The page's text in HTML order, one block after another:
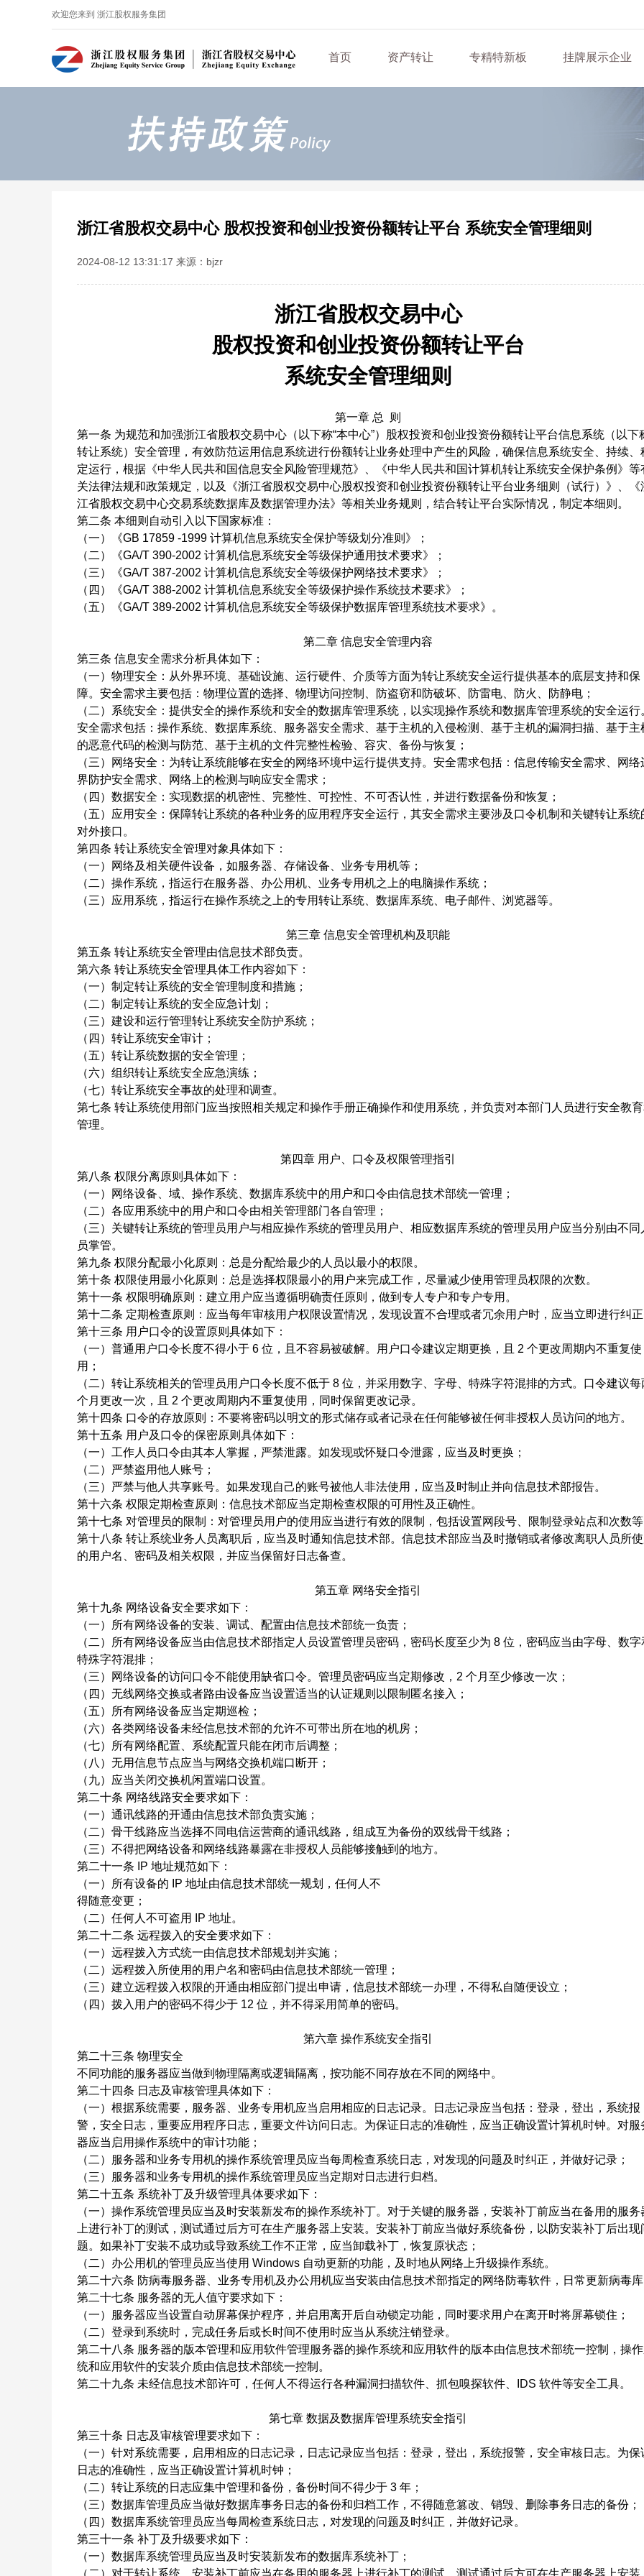
欢迎您来到 浙江股权服务集团
首页 资产转让 专精特新板 挂牌展示企业
浙江省股权交易中心 股权投资和创业投资份额转让平台 系统安全管理细则
2024-08-12 13:31:17 来源：bjzr
浙江省股权交易中心
股权投资和创业投资份额转让平台
系统安全管理细则
第一章 总
则
第一条 为规范和加强浙江省股权交易中心（以下称“本中心”）股权投资和创业投资份额转让平台信息系统（以下
转让系统）安全管理，有效防范运用信息系统进行份额转让业务处理中产生的风险，确保信息系统安全、持续、
定运行，根据《中华人民共和国信息安全风险管理规范》、《中华人民共和国计算机转让系统安全保护条例》等
关法律法规和政策规定，以及《浙江省股权交易中心股权投资和创业投资份额转让平台业务细则（试行）》、《
江省股权交易中心交易系统数据库及数据管理办法》等相关业务规则，结合转让平台实际情况，制定本细则。
第二条 本细则自动引入以下国家标准：
（一）《GB 17859 -1999 计算机信息系统安全保护等级划分准则》；
（二）《GA/T 390-2002 计算机信息系统安全等级保护通用技术要求》；
（三）《GA/T 387-2002 计算机信息系统安全等级保护网络技术要求》；
（四）《GA/T 388-2002 计算机信息系统安全等级保护操作系统技术要求》；
（五）《GA/T 389-2002 计算机信息系统安全等级保护数据库管理系统技术要求》。
第二章 信息安全管理内容
第三条 信息安全需求分析具体如下：
（一）物理安全：从外界环境、基础设施、运行硬件、介质等方面为转让系统安全运行提供基本的底层支持和保
障。安全需求主要包括：物理位置的选择、物理访问控制、防盗窃和防破坏、防雷电、防火、防静电；
（二）系统安全：提供安全的操作系统和安全的数据库管理系统，以实现操作系统和数据库管理系统的安全运行
安全需求包括：操作系统、数据库系统、服务器安全需求、基于主机的入侵检测、基于主机的漏洞扫描、基于主
的恶意代码的检测与防范、基于主机的文件完整性检验、容灾、备份与恢复；
（三）网络安全：为转让系统能够在安全的网络环境中运行提供支持。安全需求包括：信息传输安全需求、网络
界防护安全需求、网络上的检测与响应安全需求；
（四）数据安全：实现数据的机密性、完整性、可控性、不可否认性，并进行数据备份和恢复；
（五）应用安全：保障转让系统的各种业务的应用程序安全运行，其安全需求主要涉及口令机制和关键转让系统
对外接口。
第四条 转让系统安全管理对象具体如下：
（一）网络及相关硬件设备，如服务器、存储设备、业务专用机等；
（二）操作系统，指运行在服务器、办公用机、业务专用机之上的电脑操作系统；
（三）应用系统，指运行在操作系统之上的专用转让系统、数据库系统、电子邮件、浏览器等。
第三章 信息安全管理机构及职能
第五条 转让系统安全管理由信息技术部负责。
第六条 转让系统安全管理具体工作内容如下：
（一）制定转让系统的安全管理制度和措施；
（二）制定转让系统的安全应急计划；
（三）建设和运行管理转让系统安全防护系统；
（四）转让系统安全审计；
（五）转让系统数据的安全管理；
（六）组织转让系统安全应急演练；
（七）转让系统安全事故的处理和调查。
第七条 转让系统使用部门应当按照相关规定和操作手册正确操作和使用系统，并负责对本部门人员进行安全教
管理。
第四章 用户、口令及权限管理指引
第八条 权限分离原则具体如下：
（一）网络设备、域、操作系统、数据库系统中的用户和口令由信息技术部统一管理；
（二）各应用系统中的用户和口令由相关管理部门各自管理；
（三）关键转让系统的管理员用户与相应操作系统的管理员用户、相应数据库系统的管理员用户应当分别由不同
员掌管。
第九条 权限分配最小化原则：总是分配给最少的人员以最小的权限。
第十条 权限使用最小化原则：总是选择权限最小的用户来完成工作，尽量减少使用管理员权限的次数。
第十一条 权限明确原则：建立用户应当遵循明确责任原则，做到专人专户和专户专用。
第十二条 定期检查原则：应当每年审核用户权限设置情况，发现设置不合理或者冗余用户时，应当立即进行纠
第十三条 用户口令的设置原则具体如下：
（一）普通用户口令长度不得小于 6 位，且不容易被破解。用户口令建议定期更换，且 2 个更改周期内不重复使
用；
（二）转让系统相关的管理员用户口令长度不低于 8 位，并采用数字、字母、特殊字符混排的方式。口令建议每
个月更改一次，且 2 个更改周期内不重复使用，同时保留更改记录。
第十四条 口令的存放原则：不要将密码以明文的形式储存或者记录在任何能够被任何非授权人员访问的地方。
第十五条 用户及口令的保密原则具体如下：
（一）工作人员口令由其本人掌握，严禁泄露。如发现或怀疑口令泄露，应当及时更换；
（二）严禁盗用他人账号；
（三）严禁与他人共享账号。如果发现自己的账号被他人非法使用，应当及时制止并向信息技术部报告。
第十六条 权限定期检查原则：信息技术部应当定期检查权限的可用性及正确性。
第十七条 对管理员的限制：对管理员用户的使用应当进行有效的限制，包括设置网段号、限制登录站点和次数
第十八条 转让系统业务人员离职后，应当及时通知信息技术部。信息技术部应当及时撤销或者修改离职人员所
的用户名、密码及相关权限，并应当保留好日志备查。
第五章 网络安全指引
第十九条 网络设备安全要求如下：
（一）所有网络设备的安装、调试、配置由信息技术部统一负责；
（二）所有网络设备应当由信息技术部指定人员设置管理员密码，密码长度至少为 8 位，密码应当由字母、数字
特殊字符混排；
（三）网络设备的访问口令不能使用缺省口令。管理员密码应当定期修改， 2 个月至少修改一次；
（四）无线网络交换或者路由设备应当设置适当的认证规则以限制匿名接入；
（五）所有网络设备应当定期巡检；
（六）各类网络设备未经信息技术部的允许不可带出所在地的机房；
（七）所有网络配置、系统配置只能在闭市后调整；
（八）无用信息节点应当与网络交换机端口断开；
（九）应当关闭交换机闲置端口设置。
第二十条 网络线路安全要求如下：
（一）通讯线路的开通由信息技术部负责实施；
（二）骨干线路应当选择不同电信运营商的通讯线路，组成互为备份的双线骨干线路；
（三）不得把网络设备和网络线路暴露在非授权人员能够接触到的地方。
第二十一条 IP 地址规范如下：
（一）所有设备的 IP 地址由信息技术部统一规划，任何人不
得随意变更；
（二）任何人不可盗用
IP 地址。
第二十二条 远程拨入的安全要求如下：
（一）远程拨入方式统一由信息技术部规划并实施；
（二）远程拨入所使用的用户名和密码由信息技术部统一管理；
（三）建立远程拨入权限的开通由相应部门提出申请，信息技术部统一办理，不得私自随便设立；
（四）拨入用户的密码不得少于 12 位，并不得采用简单的密码。
第六章 操作系统安全指引
第二十三条 物理安全
不同功能的服务器应当做到物理隔离或逻辑隔离，按功能不同存放在不同的网络中。
第二十四条 日志及审核管理具体如下：
（一）根据系统需要，服务器、业务专用机应当启用相应的日志记录。日志记录应当包括：登录，登出，系统报
警，安全日志，重要应用程序日志，重要文件访问日志。为保证日志的准确性，应当正确设置计算机时钟。对服
器应当启用操作系统中的审计功能；
（二）服务器和业务专用机的操作系统管理员应当每周检查系统日志，对发现的问题及时纠正，并做好记录；
（三）服务器和业务专用机的操作系统管理员应当定期对日志进行归档。
第二十五条 系统补丁及升级管理具体要求如下：
（一）操作系统管理员应当及时安装新发布的操作系统补丁。对于关键的服务器，安装补丁前应当在备用的服务
上进行补丁的测试，测试通过后方可在生产服务器上安装。安装补丁前应当做好系统备份，以防安装补丁后出现
题。如果补丁安装不成功或导致系统工作不正常，应当卸载补丁，恢复原状态；
（二）办公用机的管理员应当使用 Windows 自动更新的功能，及时地从网络上升级操作系统。
第二十六条 防病毒服务器、业务专用机及办公用机应当安装由信息技术部指定的网络防毒软件，日常更新病毒
第二十七条 服务器的无人值守要求如下：
（一）服务器应当设置自动屏幕保护程序，并启用离开后自动锁定功能，同时要求用户在离开时将屏幕锁住；
（二）登录到系统时，完成任务后或长时间不使用时应当从系统注销登录。
第二十八条 服务器的版本管理和应用软件管理服务器的操作系统和应用软件的版本由信息技术部统一控制，操
统和应用软件的安装介质由信息技术部统一控制。
第二十九条 未经信息技术部许可，任何人不得运行各种漏洞扫描软件、抓包嗅探软件、 IDS 软件等安全工具。
第七章 数据及数据库管理系统安全指引
第三十条 日志及审核管理要求如下：
（一）针对系统需要，启用相应的日志记录，日志记录应当包括：登录，登出，系统报警，安全审核日志。为保
日志的准确性，应当正确设置计算机时钟；
（二）转让系统的日志应集中管理和备份，备份时间不得少于 3 年；
（三）数据库管理员应当做好数据库事务日志的备份和归档工作，不得随意篡改、销毁、删除事务日志的备份；
（四）数据库系统管理员应当每周检查系统日志，对发现的问题及时纠正，并做好记录。
第三十一条 补丁及升级要求如下：
（一）数据库系统管理员应当及时安装新发布的数据库系统补丁；
（二）对于转让系统，安装补丁前应当在备用的服务器上进行补丁的测试，测试通过后方可在生产服务器上安装